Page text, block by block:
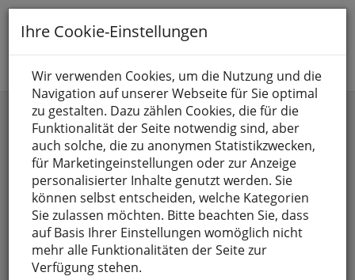
Toggle
Suche nach
Anmelden
angemeldet bleiben
Passwort vergessen?
anmelden
Ihre Cookie-Einstellungen
Wir verwenden Cookies, um die Nutzung und die
Navigation auf unserer Webseite für Sie optimal
zu gestalten. Dazu zählen Cookies, die für die
Funktionalität der Seite notwendig sind, aber
auch solche, die zu anonymen Statistikzwecken,
für Marketingeinstellungen oder zur Anzeige
personalisierter Inhalte genutzt werden. Sie
können selbst entscheiden, welche Kategorien
Sie zulassen möchten. Bitte beachten Sie, dass
auf Basis Ihrer Einstellungen womöglich nicht
mehr alle Funktionalitäten der Seite zur
Verfügung stehen.